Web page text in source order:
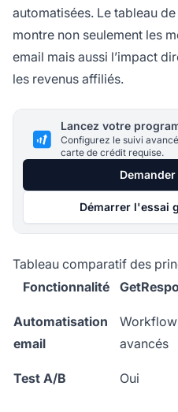
automatisées. Le tableau
montre non seulement les
email mais aussi l’impact
les revenus affiliés.
Lancez votre
Configurez le suivi
carte de crédit requise.
Démarrer l'essai
Tableau comparatif des
Fonctionnalité
Automatisation
email
avancés
Test A/B Oui